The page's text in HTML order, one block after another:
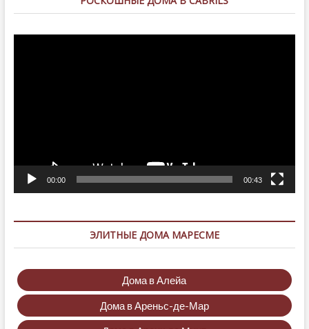
00:00 00:43
ЭЛИТНЫЕ ДОМА МАРЕСМЕ
Дома в Алейа
Дома в Ареньс-де-Мар